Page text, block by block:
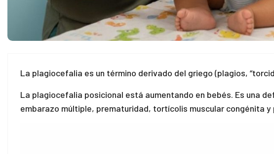
La plagiocefalia es un término derivado del griego (plagios,
La plagiocefalia posicional está aumentando en bebés. Es una
embarazo múltiple, prematuridad, tortícolis muscular congénita y